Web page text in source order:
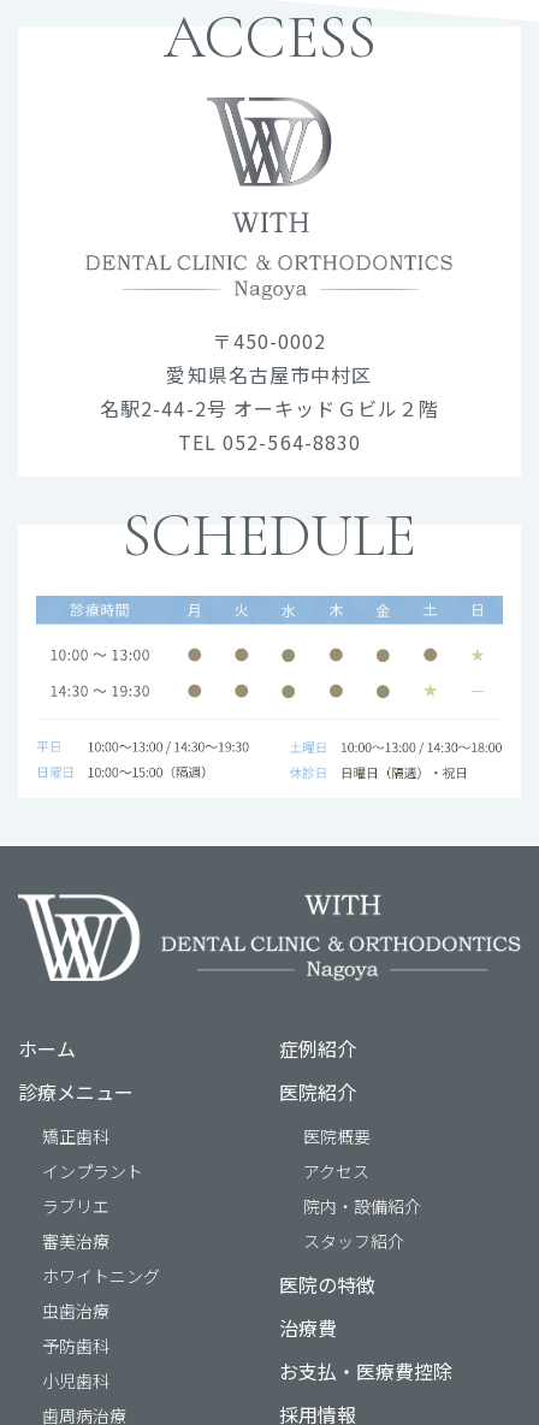
ACCESS
〒450-0002
愛知県名古屋市中村区
名駅2-44-2号 オーキッドＧビル２階
TEL 052-564-8830
SCHEDULE
ホーム
診療メニュー
矯正歯科
インプラント
ラブリエ
審美治療
ホワイトニング
虫歯治療
予防歯科
小児歯科
歯周病治療
症例紹介
医院紹介
医院概要
アクセス
院内・設備紹介
スタッフ紹介
医院の特徴
治療費
お支払・医療費控除
採用情報